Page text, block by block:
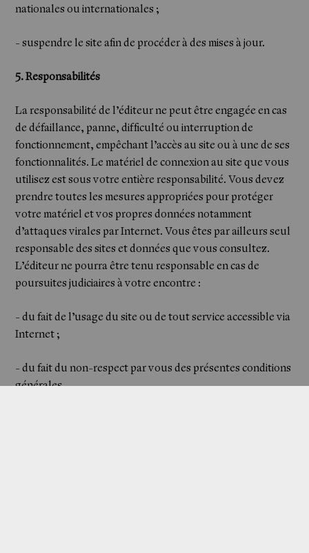
Shop
nationales ou internationales ;
- suspendre le site afin de procéder à des mises à jour.
5. Responsabilités
La responsabilité de l’éditeur ne peut être engagée en cas
de défaillance, panne, difficulté ou interruption de
fonctionnement, empêchant l’accès au site ou à une de ses
fonctionnalités. Le matériel de connexion au site que vous
utilisez est sous votre entière responsabilité. Vous devez
prendre toutes les mesures appropriées pour protéger
votre matériel et vos propres données notamment
d’attaques virales par Internet. Vous êtes par ailleurs seul
responsable des sites et données que vous consultez.
L’éditeur ne pourra être tenu responsable en cas de
poursuites judiciaires à votre encontre :
- du fait de l’usage du site ou de tout service accessible via
Internet ;
- du fait du non-respect par vous des présentes conditions
générales.